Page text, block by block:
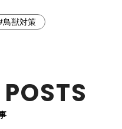
鳥獣対策